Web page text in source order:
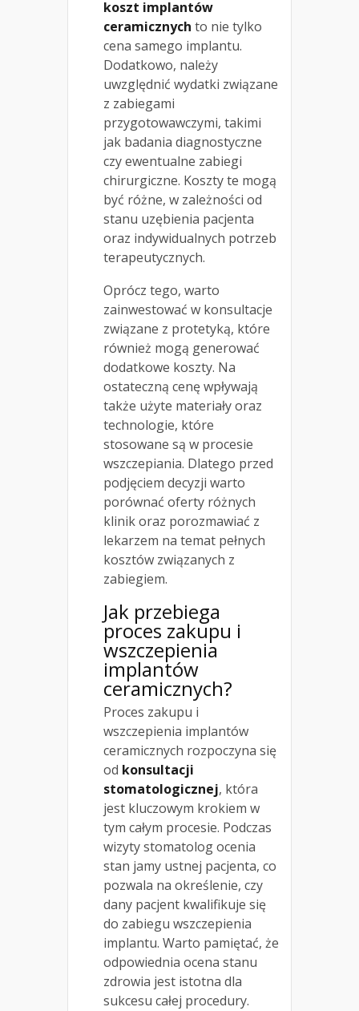
koszt implantów
ceramicznych to nie tylko
cena samego implantu.
Dodatkowo, należy
uwzględnić wydatki związane
z zabiegami
przygotowawczymi, takimi
jak badania diagnostyczne
czy ewentualne zabiegi
chirurgiczne. Koszty te mogą
być różne, w zależności od
stanu uzębienia pacjenta
oraz indywidualnych potrzeb
terapeutycznych.
Oprócz tego, warto
zainwestować w konsultacje
związane z protetyką, które
również mogą generować
dodatkowe koszty. Na
ostateczną cenę wpływają
także użyte materiały oraz
technologie, które
stosowane są w procesie
wszczepiania. Dlatego przed
podjęciem decyzji warto
porównać oferty różnych
klinik oraz porozmawiać z
lekarzem na temat pełnych
kosztów związanych z
zabiegiem.
Jak przebiega
proces zakupu i
wszczepienia
implantów
ceramicznych?
Proces zakupu i
wszczepienia implantów
ceramicznych rozpoczyna się
od konsultacji
stomatologicznej, która
jest kluczowym krokiem w
tym całym procesie. Podczas
wizyty stomatolog ocenia
stan jamy ustnej pacjenta, co
pozwala na określenie, czy
dany pacjent kwalifikuje się
do zabiegu wszczepienia
implantu. Warto pamiętać, że
odpowiednia ocena stanu
zdrowia jest istotna dla
sukcesu całej procedury.